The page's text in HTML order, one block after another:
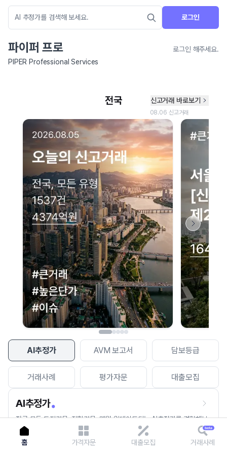
로그인
파이퍼 프로
로그인 해주세요.
PIPER Professional Services
AI추정가 AVM 보고서 담보등급
거래사례 평가자문 대출모집
AI추정가
전국 모든 토지건물, 집합건물, 매월 업데이트되는 AI추정가를 경험해보
세요.
네이버 지도 연결 안내
현재 네이버 지도 연결이 원활하지 않아 지도를 불러올 수 없습니다.
이용에 불편을 드려 죄송합니다.
다시 시도
홈 가격자문 대출모집 거래사례